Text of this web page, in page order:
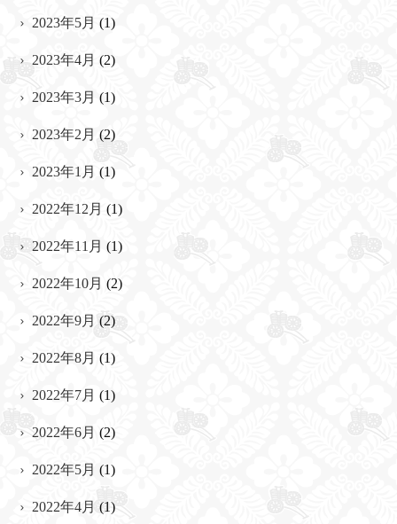
2023年5月 (1)
2023年4月 (2)
2023年3月 (1)
2023年2月 (2)
2023年1月 (1)
2022年12月 (1)
2022年11月 (1)
2022年10月 (2)
2022年9月 (2)
2022年8月 (1)
2022年7月 (1)
2022年6月 (2)
2022年5月 (1)
2022年4月 (1)